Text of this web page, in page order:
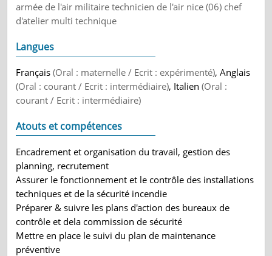
armée de l'air militaire technicien de l'air nice (06) chef
d'atelier multi technique
Langues
Français(Oral : maternelle / Ecrit : expérimenté), Anglais
(Oral : courant / Ecrit : intermédiaire), Italien(Oral :
courant / Ecrit : intermédiaire)
Atouts et compétences
Encadrement et organisation du travail, gestion des
planning, recrutement
Assurer le fonctionnement et le contrôle des installations
techniques et de la sécurité incendie
Préparer & suivre les plans d'action des bureaux de
contrôle et dela commission de sécurité
Mettre en place le suivi du plan de maintenance
préventive